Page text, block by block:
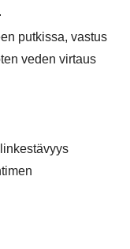
putkissa, vastus
veden virtaus